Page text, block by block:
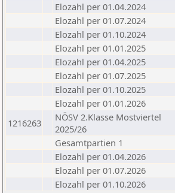
Elozahl per 01.04.2024
Elozahl per 01.07.2024
Elozahl per 01.10.2024
Elozahl per 01.01.2025
Elozahl per 01.04.2025
Elozahl per 01.07.2025
Elozahl per 01.10.2025
Elozahl per 01.01.2026
1216263
NÖSV 2.Klasse Mostviertel
2025/26
Gesamtpartien 1
Elozahl per 01.04.2026
Elozahl per 01.07.2026
Elozahl per 01.10.2026